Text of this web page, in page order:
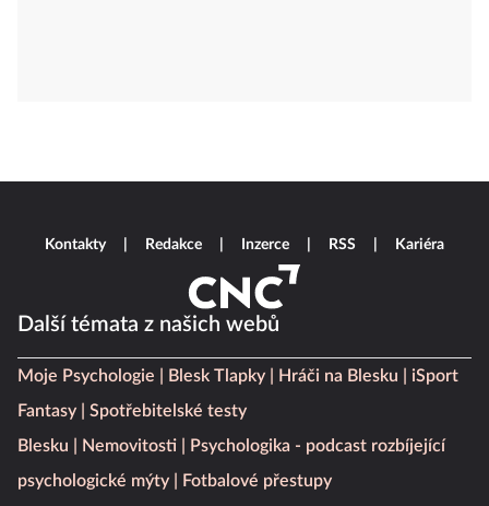
Další témata z našich webů
Moje Psychologie Blesk Tlapky Hráči na Blesku
iSport
Fantasy
Spotřebitelské testy
Blesku
Nemovitosti
Psychologika - podcast rozbíjející
psychologické mýty
Fotbalové přestupy
Kontakty Redakce Inzerce RSS Kariéra